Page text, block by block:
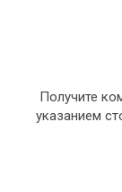
Получите
указанием